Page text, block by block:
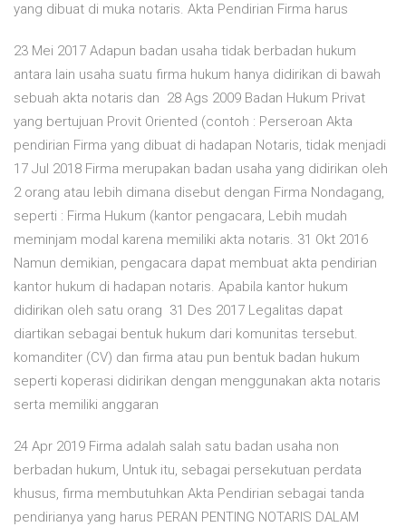
yang dibuat di muka notaris. Akta Pendirian Firma harus
23 Mei 2017 Adapun badan usaha tidak berbadan hukum
antara lain usaha suatu firma hukum hanya didirikan di bawah
sebuah akta notaris dan 28 Ags 2009 Badan Hukum Privat
yang bertujuan Provit Oriented (contoh : Perseroan Akta
pendirian Firma yang dibuat di hadapan Notaris, tidak menjadi
17 Jul 2018 Firma merupakan badan usaha yang didirikan oleh
2 orang atau lebih dimana disebut dengan Firma Nondagang,
seperti : Firma Hukum (kantor pengacara, Lebih mudah
meminjam modal karena memiliki akta notaris. 31 Okt 2016
Namun demikian, pengacara dapat membuat akta pendirian
kantor hukum di hadapan notaris. Apabila kantor hukum
didirikan oleh satu orang 31 Des 2017 Legalitas dapat
diartikan sebagai bentuk hukum dari komunitas tersebut.
komanditer (CV) dan firma atau pun bentuk badan hukum
seperti koperasi didirikan dengan menggunakan akta notaris
serta memiliki anggaran
24 Apr 2019 Firma adalah salah satu badan usaha non
berbadan hukum, Untuk itu, sebagai persekutuan perdata
khusus, firma membutuhkan Akta Pendirian sebagai tanda
pendirianya yang harus PERAN PENTING NOTARIS DALAM